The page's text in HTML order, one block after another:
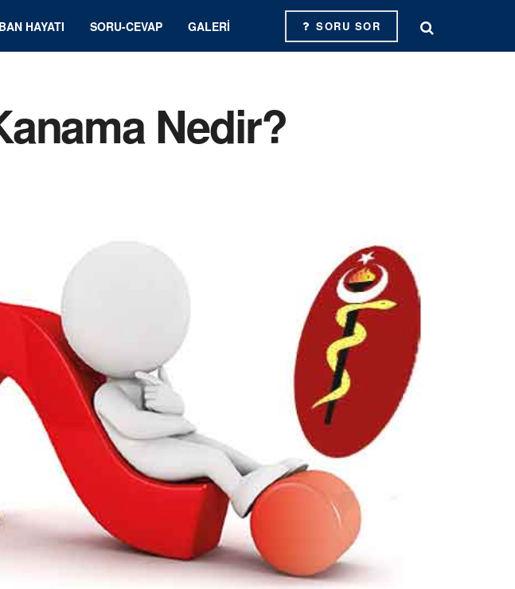
HAYATI SORU-CEVAP GALERI SORU SOR
Nedir?